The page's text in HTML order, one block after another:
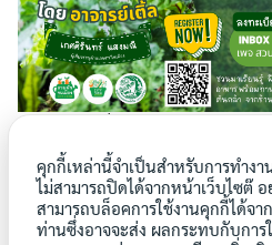
สำหรับท่านที่ลงทะเบียนอบรม และ
กิจกรรม “พื้นฐานการทำสวนผักฉ
พบกันในห้องอบรมเล็ก เวลา 10.00
คุกกี้เหล่านี้จำเป็นสำหรับการทำงา
ไม่สามารถปิดได้จากหน้าเว็บไซต๊
สามารถบล็อคการใช้งานคุกกี้ได้จา
ท่านซึ่งอาจจะส่ง ผลกระทบกับการ